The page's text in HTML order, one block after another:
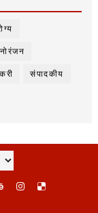
संपादकीय